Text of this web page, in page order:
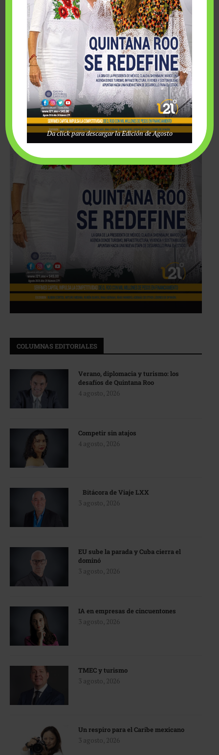
DESCARGA LA EDICIÓN AGOSTO 2026
COLUMNAS EDITORIALES
Verano, diplomacia y turismo: los
desafíos de Quintana Roo
4 agosto, 2026
Competir sin atajos
4 agosto, 2026
Bitácora de Viaje LXX
3 agosto, 2026
EU sube la parada y Cuba cierra el
dominó
3 agosto, 2026
IA en empresas de cincuentones
3 agosto, 2026
TMEC y turismo
3 agosto, 2026
Un respiro para el Caribe mexicano
3 agosto, 2026
Da click para descargar la Edición de Agosto